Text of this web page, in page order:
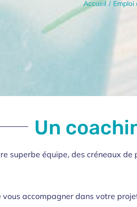
Accueil
Un
superbe équipe, des créneaux de
accompagner dans votre